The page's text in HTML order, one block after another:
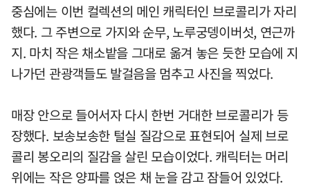
중심에는 이번 컬렉션의 메인 캐릭터인 브로콜리가 자리
했다. 그 주변으로 가지와 순무, 노루궁뎅이버섯, 연근까
지. 마치 작은 채소밭을 그대로 옮겨 놓은 듯한 모습에 지
나가던 관광객들도 발걸음을 멈추고 사진을 찍었다.
매장 안으로 들어서자 다시 한번 거대한 브로콜리가 등
장했다. 보송보송한 털실 질감으로 표현되어 실제 브로
콜리 봉오리의 질감을 살린 모습이었다. 캐릭터는 머리
위에는 작은 양파를 얹은 채 눈을 감고 잠들어 있었다.